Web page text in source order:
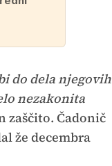
do dela njegovih
nezakonita
zaščito. Čadonič
že decembra